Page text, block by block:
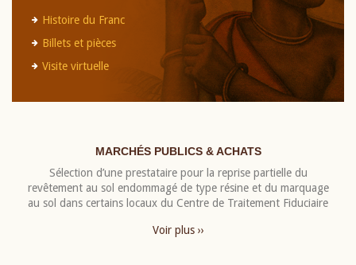
Histoire du Franc
Billets et pièces
Visite virtuelle
MARCHÉS PUBLICS & ACHATS
Sélection d’une prestataire pour la reprise partielle du
revêtement au sol endommagé de type résine et du marquage
au sol dans certains locaux du Centre de Traitement Fiduciaire
Voir plus ››